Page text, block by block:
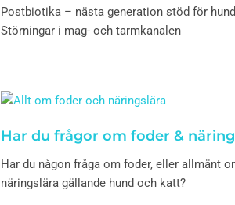
Postbiotika – nästa generation stöd för
Störningar i mag- och tarmkanalen
Har du frågor om foder &
Har du någon fråga om foder, eller allmänt
näringslära gällande hund och katt?